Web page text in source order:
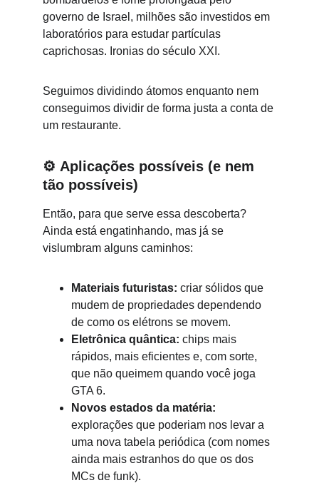
governo de Israel, milhões são investidos em
laboratórios para estudar partículas
caprichosas. Ironias do século XXI.
Seguimos dividindo átomos enquanto nem
conseguimos dividir de forma justa a conta de
um restaurante.
⚙️ Aplicações possíveis (e nem
tão possíveis)
Então, para que serve essa descoberta?
Ainda está engatinhando, mas já se
vislumbram alguns caminhos:
Materiais futuristas: criar sólidos que
mudem de propriedades dependendo
de como os elétrons se movem.
Eletrônica quântica: chips mais
rápidos, mais eficientes e, com sorte,
que não queimem quando você joga
GTA 6.
Novos estados da matéria:
explorações que poderiam nos levar a
uma nova tabela periódica (com nomes
ainda mais estranhos do que os dos
MCs de funk).